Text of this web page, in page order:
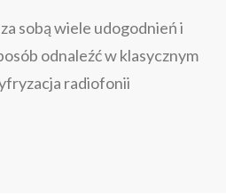
sobą wiele udogodnień i
odnaleźć w klasycznym
radiofonii